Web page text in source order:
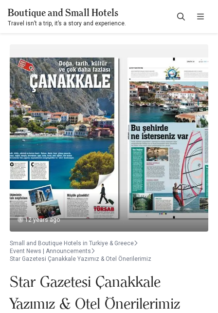
Boutique and Small Hotels
Travel isn’t a trip, it’s a story and experience.
12 years ago
Small and Boutique Hotels in Turkiye & Greece
Event News | Announcements
Star Gazetesi Çanakkale Yazımız & Otel Önerilerimiz
Star Gazetesi Çanakkale
Yazımız & Otel Önerilerimiz